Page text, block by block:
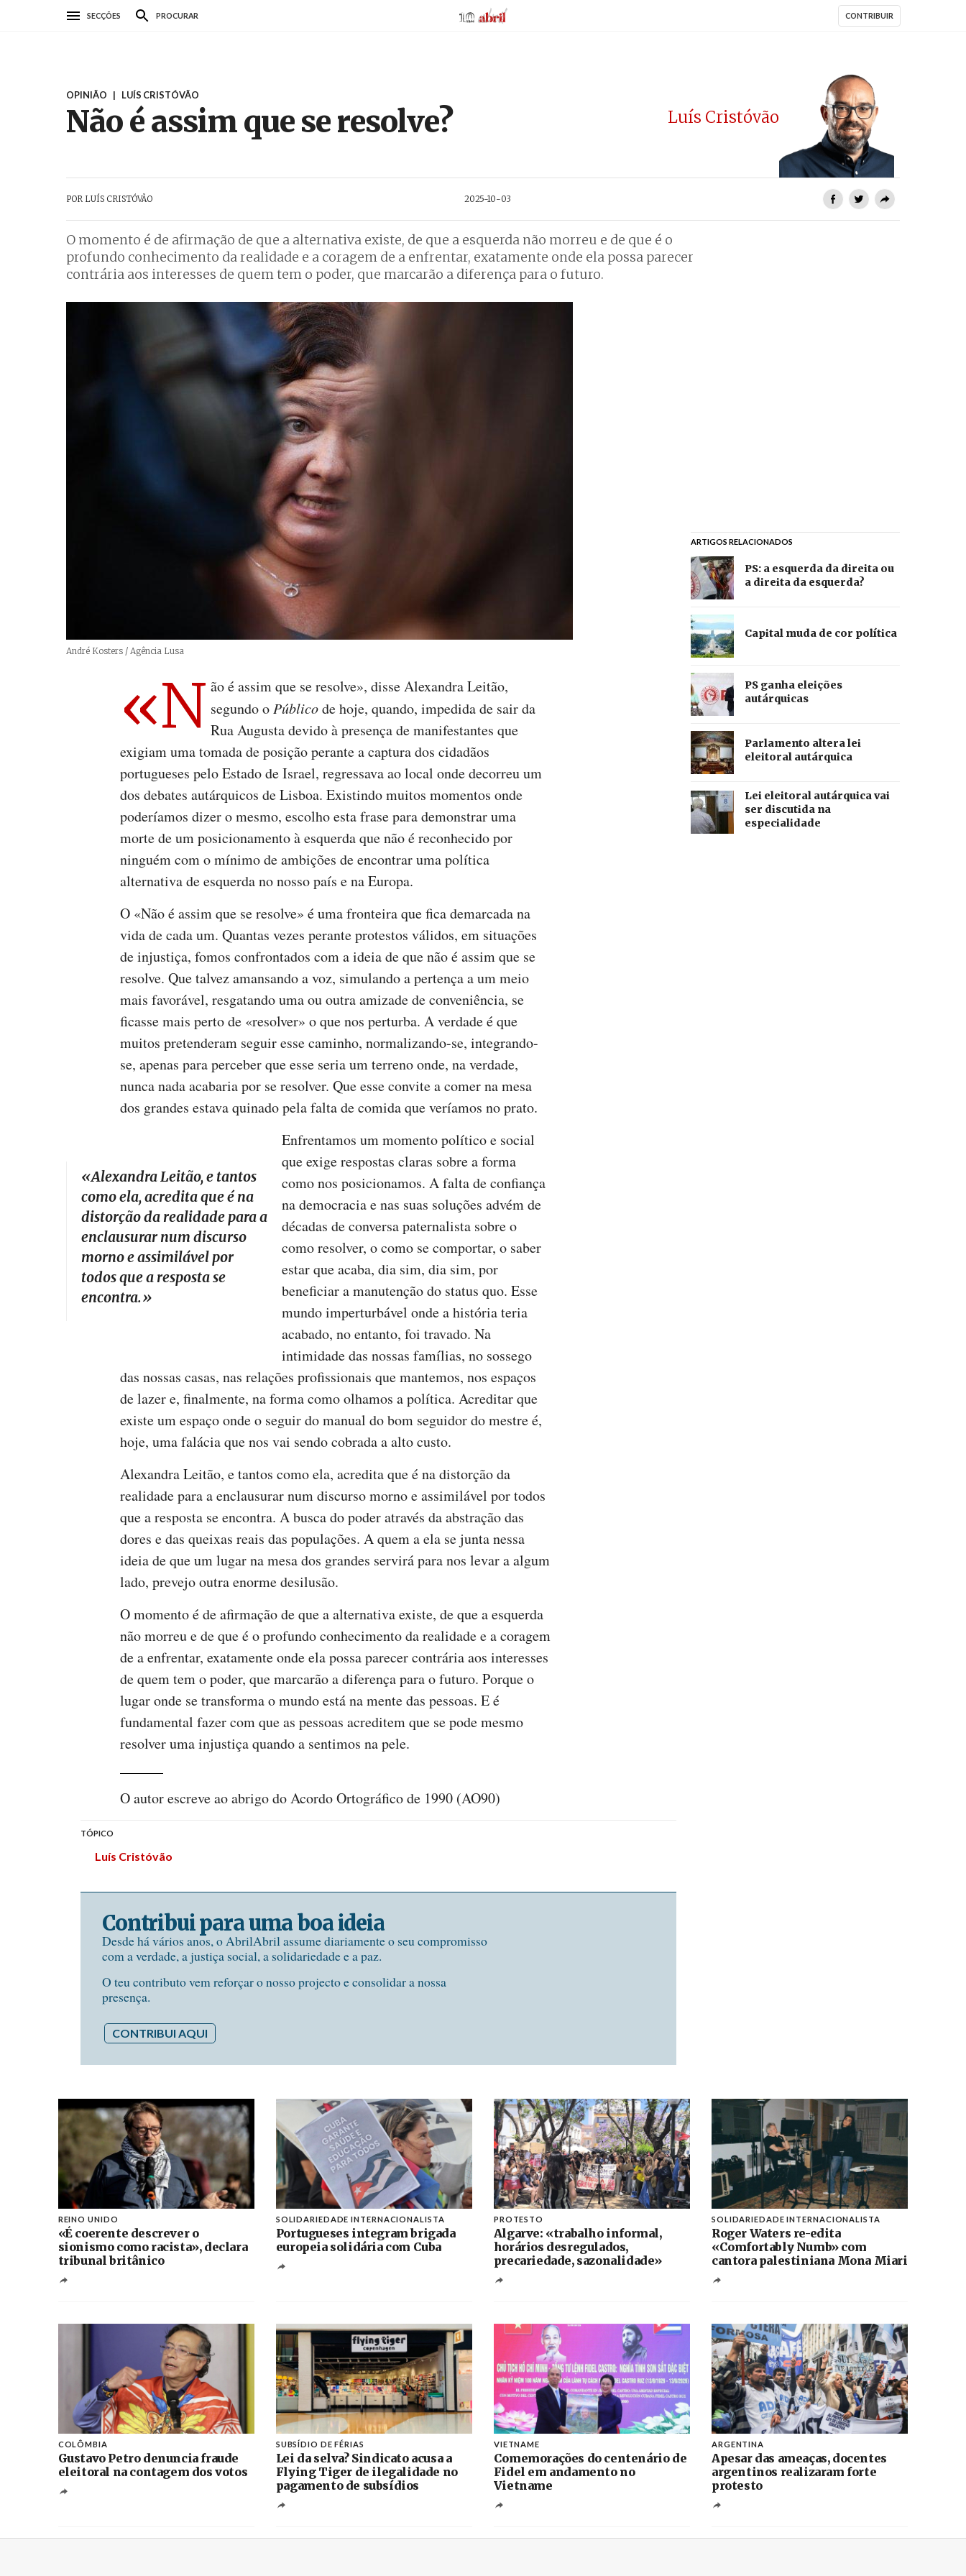
SECÇÕES PROCURAR AbrilAbril CONTRIBUIR
OPINIÃO | LUÍS CRISTÓVÃO
Não é assim que se resolve? Luís Cristóvão
POR LUÍS CRISTÓVÃO 2025-10-03
O momento é de afirmação de que a alternativa existe, de que a esquerda não morreu e de que é o
profundo conhecimento da realidade e a coragem de a enfrentar, exatamente onde ela possa parecer
contrária aos interesses de quem tem o poder, que marcarão a diferença para o futuro.
Créditos
André Kosters / Agência Lusa
«N ão é assim que se resolve», disse Alexandra Leitão,
segundo oPúblicode hoje, quando, impedida de sair da
Rua Augusta devido à presença de manifestantes que
exigiam uma tomada de posição perante a captura dos cidadãos
portugueses pelo Estado de Israel, regressava ao local onde decorreu um
dos debates autárquicos de Lisboa. Existindo muitos momentos onde
poderíamos dizer o mesmo, escolho esta frase para demonstrar uma
morte de um posicionamento à esquerda que não é reconhecido por
ninguém com o mínimo de ambições de encontrar uma política
alternativa de esquerda no nosso país e na Europa.
O «Não é assim que se resolve» é uma fronteira que fica demarcada na
vida de cada um. Quantas vezes perante protestos válidos, em situações
de injustiça, fomos confrontados com a ideia de que não é assim que se
resolve. Que talvez amansando a voz, simulando a pertença a um meio
mais favorável, resgatando uma ou outra amizade de conveniência, se
ficasse mais perto de «resolver» o que nos perturba. A verdade é que
muitos pretenderam seguir esse caminho, normalizando-se, integrando-
se, apenas para perceber que esse seria um terreno onde, na verdade,
nunca nada acabaria por se resolver. Que esse convite a comer na mesa
dos grandes estava quinado pela falta de comida que veríamos no prato.
«Alexandra Leitão, e tantos
como ela, acredita que é na
distorção da realidade para a
enclausurar num discurso
morno e assimilável por
todos que a resposta se
encontra.»
Enfrentamos um momento político e social
que exige respostas claras sobre a forma
como nos posicionamos. A falta de confiança
na democracia e nas suas soluções advém de
décadas de conversa paternalista sobre o
como resolver, o como se comportar, o saber
estar que acaba, dia sim, dia sim, por
beneficiar a manutenção do status quo. Esse
mundo imperturbável onde a história teria
acabado, no entanto, foi travado. Na
intimidade das nossas famílias, no sossego
das nossas casas, nas relações profissionais que mantemos, nos espaços
de lazer e, finalmente, na forma como olhamos a política. Acreditar que
existe um espaço onde o seguir do manual do bom seguidor do mestre é,
hoje, uma falácia que nos vai sendo cobrada a alto custo.
Alexandra Leitão, e tantos como ela, acredita que é na distorção da
realidade para a enclausurar num discurso morno e assimilável por todos
que a resposta se encontra. A busca do poder através da abstração das
dores e das queixas reais das populações. A quem a ela se junta nessa
ideia de que um lugar na mesa dos grandes servirá para nos levar a algum
lado, prevejo outra enorme desilusão.
O momento é de afirmação de que a alternativa existe, de que a esquerda
não morreu e de que é o profundo conhecimento da realidade e a coragem
de a enfrentar, exatamente onde ela possa parecer contrária aos interesses
de quem tem o poder, que marcarão a diferença para o futuro. Porque o
lugar onde se transforma o mundo está na mente das pessoas. E é
fundamental fazer com que as pessoas acreditem que se pode mesmo
resolver uma injustiça quando a sentimos na pele.
O autor escreve ao abrigo do Acordo Ortográfico de 1990 (AO90)
TÓPICO
Luís Cristóvão
Contribui para uma boa ideia
Desde há vários anos, o AbrilAbril assume diariamente o seu compromisso
com a verdade, a justiça social, a solidariedade e a paz.
O teu contributo vem reforçar o nosso projecto e consolidar a nossa
presença.
CONTRIBUI AQUI
ARTIGOS RELACIONADOS
PS: a esquerda da direita ou
a direita da esquerda?
Capital muda de cor política
PS ganha eleições
autárquicas
Parlamento altera lei
eleitoral autárquica
Lei eleitoral autárquica vai
ser discutida na
especialidade
REINO UNIDO
«É coerente descrever o
sionismo como racista», declara
tribunal britânico
SOLIDARIEDADE INTERNACIONALISTA
Portugueses integram brigada
europeia solidária com Cuba
PROTESTO
Algarve: «trabalho informal,
horários desregulados,
precariedade, sazonalidade»
SOLIDARIEDADE INTERNACIONALISTA
Roger Waters re-edita
«Comfortably Numb» com
cantora palestiniana Mona Miari
COLÔMBIA
Gustavo Petro denuncia fraude
eleitoral na contagem dos votos
SUBSÍDIO DE FÉRIAS
Lei da selva? Sindicato acusa a
Flying Tiger de ilegalidade no
pagamento de subsídios
VIETNAME
Comemorações do centenário de
Fidel em andamento no
Vietname
ARGENTINA
Apesar das ameaças, docentes
argentinos realizaram forte
protesto